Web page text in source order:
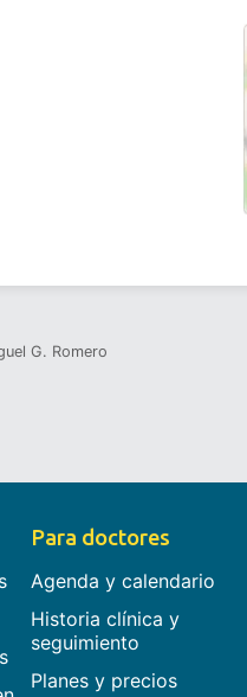
G. Romero
Para doctores
Agenda y calendario
Historia clínica y
seguimiento
Planes y precios